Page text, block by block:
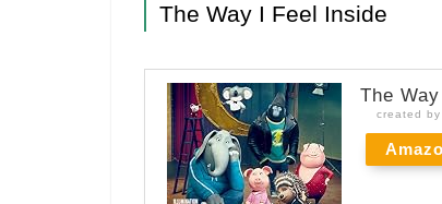
The Way I Feel Inside
The
created by